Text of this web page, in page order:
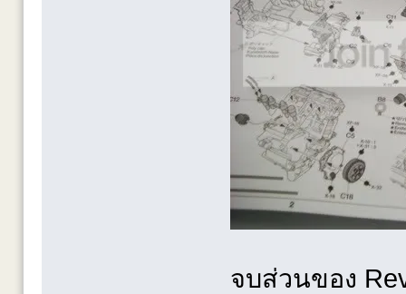
จบส่วนของ